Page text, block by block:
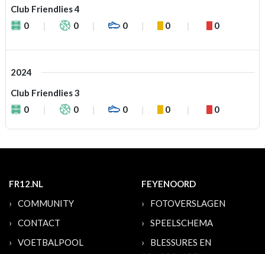
Club Friendlies 4
0
0 0 0 0
2024
Club Friendlies 3
0
0 0 0 0
FR12.NL
COMMUNITY
CONTACT
VOETBALPOOL
FEYENOORD
FOTOVERSLAGEN
SPEELSCHEMA
BLESSURES EN